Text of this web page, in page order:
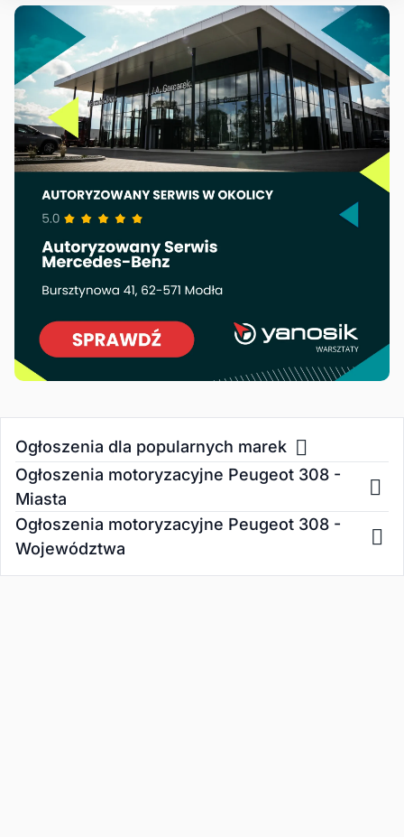
Ogłoszenia dla popularnych marek
Ogłoszenia motoryzacyjne Peugeot 308 -
Miasta
Ogłoszenia motoryzacyjne Peugeot 308 -
Województwa